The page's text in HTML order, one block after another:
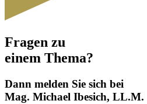
Fragen zu
einem Thema?
Dann melden Sie sich bei
Mag. Michael Ibesich, LL.M.